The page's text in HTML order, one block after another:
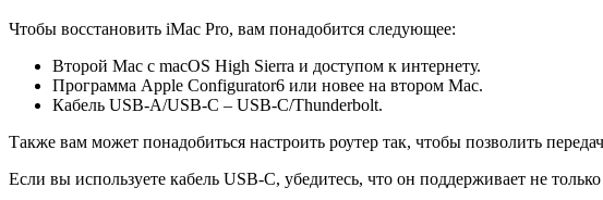
Чтобы восстановить iMac Pro, вам понадобится следующее:
Второй Mac с macOS High Sierra и доступом к интернету.
Программа Apple Configurator6 или новее на втором Mac.
Кабель USB-A/USB-C – USB-C/Thunderbolt.
Также вам может понадобиться настроить роутер так, чтобы позволить
Если вы используете кабель USB-C, убедитесь, что он поддерживает не